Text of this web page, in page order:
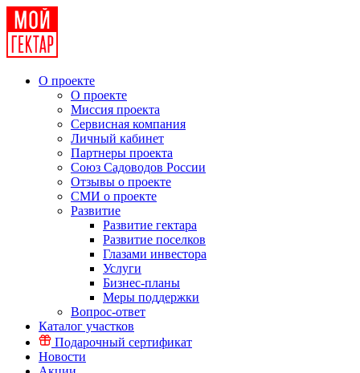
О проекте
О проекте
Миссия проекта
Сервисная компания
Личный кабинет
Партнеры проекта
Союз Садоводов России
Отзывы о проекте
СМИ о проекте
Развитие
Развитие гектара
Развитие поселков
Глазами инвестора
Услуги
Бизнес-планы
Меры поддержки
Вопрос-ответ
Каталог участков
Подарочный сертификат
Новости